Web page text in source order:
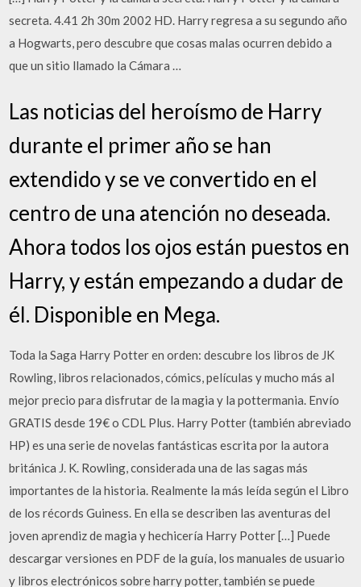
secreta. 4.41 2h 30m 2002 HD. Harry regresa a su segundo año
a Hogwarts, pero descubre que cosas malas ocurren debido a
que un sitio llamado la Cámara …
Las noticias del heroísmo de Harry
durante el primer año se han
extendido y se ve convertido en el
centro de una atención no deseada.
Ahora todos los ojos están puestos en
Harry, y están empezando a dudar de
él. Disponible en Mega.
Toda la Saga Harry Potter en orden: descubre los libros de JK
Rowling, libros relacionados, cómics, películas y mucho más al
mejor precio para disfrutar de la magia y la pottermania. Envío
GRATIS desde 19€ o CDL Plus. Harry Potter (también abreviado
HP) es una serie de novelas fantásticas escrita por la autora
británica J. K. Rowling, considerada una de las sagas más
importantes de la historia. Realmente la más leída según el Libro
de los récords Guiness. En ella se describen las aventuras del
joven aprendiz de magia y hechicería Harry Potter […] Puede
descargar versiones en PDF de la guía, los manuales de usuario
y libros electrónicos sobre harry potter, también se puede